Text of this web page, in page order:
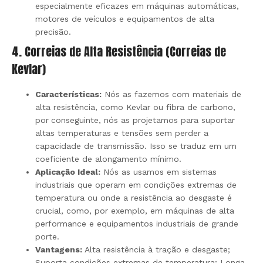
especialmente eficazes em máquinas automáticas,
motores de veículos e equipamentos de alta
precisão.
4. Correias de Alta Resistência (Correias de
Kevlar)
Características: Nós as fazemos com materiais de
alta resistência, como Kevlar ou fibra de carbono,
por conseguinte, nós as projetamos para suportar
altas temperaturas e tensões sem perder a
capacidade de transmissão. Isso se traduz em um
coeficiente de alongamento mínimo.
Aplicação Ideal: Nós as usamos em sistemas
industriais que operam em condições extremas de
temperatura ou onde a resistência ao desgaste é
crucial, como, por exemplo, em máquinas de alta
performance e equipamentos industriais de grande
porte.
Vantagens: Alta resistência à tração e desgaste;